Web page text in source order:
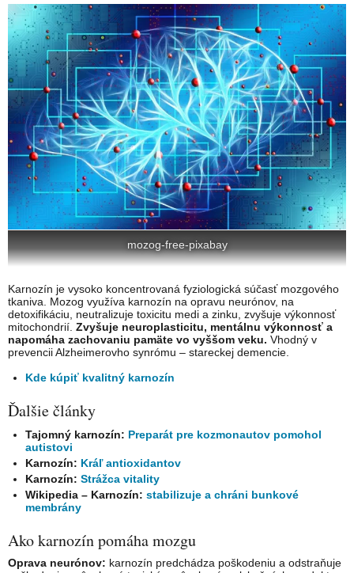
mozog-free-pixabay
Karnozín je vysoko koncentrovaná fyziologická súčasť mozgového
tkaniva. Mozog využíva karnozín na opravu neurónov, na
detoxifikáciu, neutralizuje toxicitu medi a zinku, zvyšuje výkonnosť
mitochondrií. Zvyšuje neuroplasticitu, mentálnu výkonnosť a
napomáha zachovaniu pamäte vo vyššom veku. Vhodný v
prevencii Alzheimerovho synrómu – stareckej demencie.
Kde kúpiť kvalitný karnozín
Ďalšie články
Tajomný karnozín: Preparát pre kozmonautov pomohol
autistovi
Karnozín: Kráľ antioxidantov
Karnozín:Strážca vitality
Wikipedia – Karnozín:stabilizuje a chráni bunkové
membrány
Ako karnozín pomáha mozgu
Oprava neurónov: karnozín predchádza poškodeniu a odstraňuje